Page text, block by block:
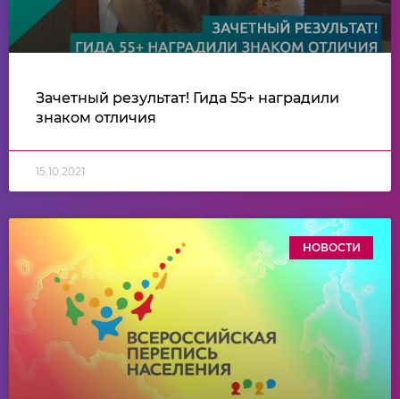
Зачетный результат! Гида 55+ наградили
знаком отличия
15.10.2021
НОВОСТИ